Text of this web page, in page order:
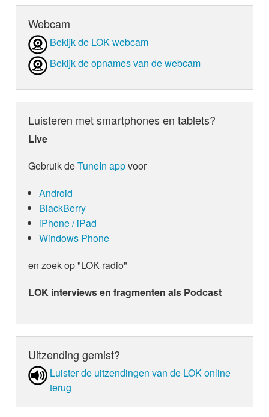
Webcam
Bekijk de LOK webcam
Bekijk de opnames van de webcam
Luisteren met smartphones en tablets?
Live
Gebruik deTuneIn appvoor
Android
BlackBerry
iPhone / iPad
Windows Phone
en zoek op "LOK radio"
LOK interviews en fragmenten als Podcast
Uitzending gemist?
Luister de uit­zen­din­gen van de LOK online
terug